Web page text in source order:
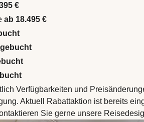
€
ab 18.495 €
Verfügbarkeiten und
Aktuell Rabattaktion ist bereits
Sie gerne unsere